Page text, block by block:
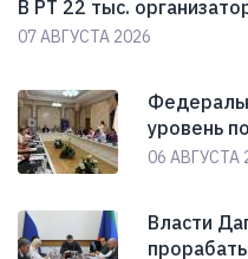
В РТ 22 тыс.
07 АВГУСТА 2026
уровень
06 АВГУСТА
Власти